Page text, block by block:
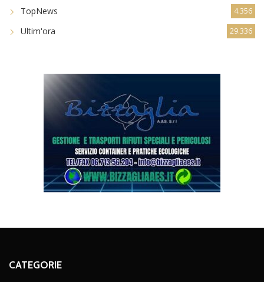
TopNews 4.356
Ultim'ora 29.336
CATEGORIE